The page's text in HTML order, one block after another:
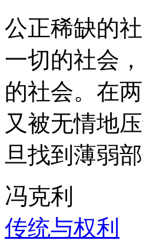
公正稀缺的
一切的社会
的社会。在
又被无情地
旦找到薄弱
冯克利
传统与权利